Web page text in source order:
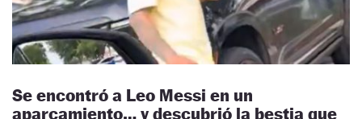
Se encontró a Leo Messi en un
aparcamiento… y descubrió la bestia que